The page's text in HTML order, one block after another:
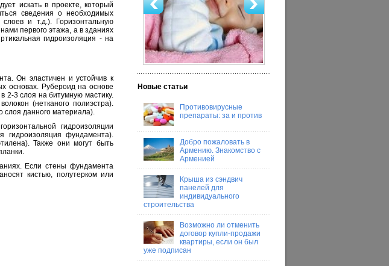
искать в проекте, который
сведения о необходимых
и т.д.). Горизонтальную
первого этажа, а в зданиях
гидроизоляция - на
Он эластичен и устойчив к
основах. Рубероид на основе
2-3 слоя на битумную мастику.
(нетканого полиэстра).
слоя данного материала).
гидроизоляции
гидроизоляция фундамента).
Также они могут быть
Если стены фундамента
кистью, полутерком или
Новые статьи
Противовирусные
препараты: за и против
Добро пожаловать в
Армению. Знакомство с
Арменией
Крыша из сэндвич
панелей для
индивидуального
строительства
Возможно ли отменить
договор купли-продажи
квартиры, если он был
уже подписан